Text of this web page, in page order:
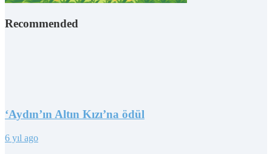
Recommended
‘Aydın’ın Altın Kızı’na ödül
6 yıl ago